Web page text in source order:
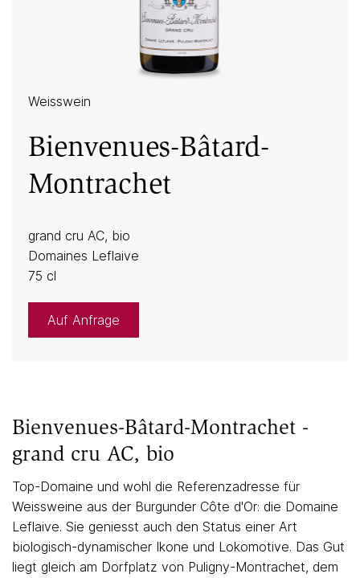
Weisswein
Bienvenues-Bâtard-
Montrachet
grand cru AC, bio
Domaines Leflaive
75 cl
Auf Anfrage
Bienvenues-Bâtard-Montrachet -
grand cru AC, bio
Top-Domaine und wohl die Referenzadresse für
Weissweine aus der Burgunder Côte d'Or: die Domaine
Leflaive. Sie geniesst auch den Status einer Art
biologisch-dynamischer Ikone und Lokomotive. Das Gut
liegt gleich am Dorfplatz von Puligny-Montrachet, dem